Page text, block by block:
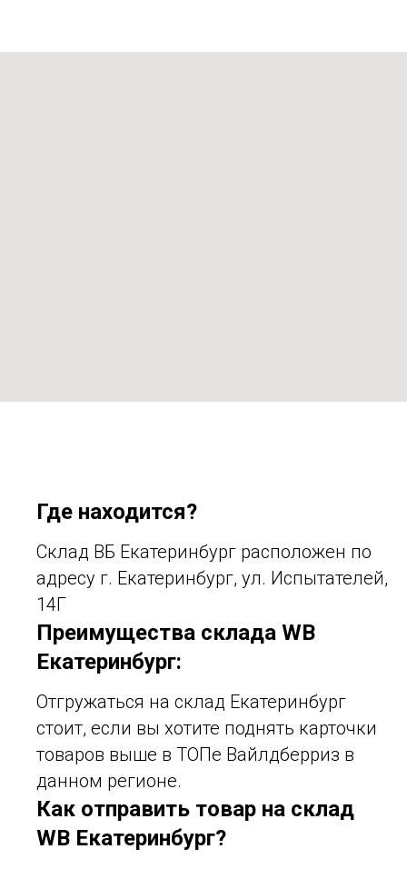
Где находится?
Склад ВБ Екатеринбург расположен по
адресу г. Екатеринбург, ул. Испытателей,
14Г
Преимущества склада WB
Екатеринбург:
Отгружаться на склад Екатеринбург
стоит, если вы хотите поднять карточки
товаров выше в ТОПе Вайлдберриз в
данном регионе.
Как отправить товар на склад
WB Екатеринбург?